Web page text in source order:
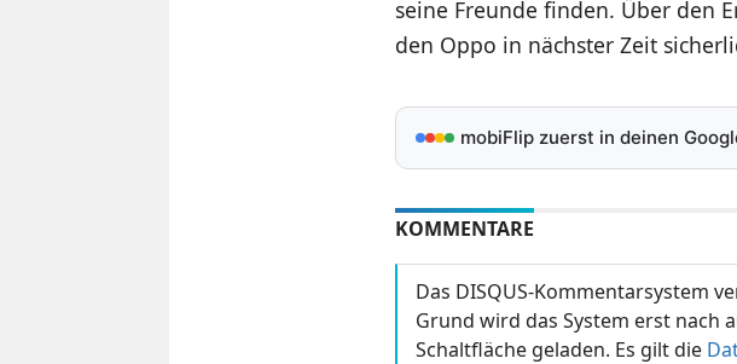
seine Freunde finden. Über den
den Oppo in nächster Zeit
mobiFlip zuerst in deinen
KOMMENTARE
Das DISQUS-Kommentarsystem
Grund wird das System erst nach
Schaltfläche geladen. Es gilt die